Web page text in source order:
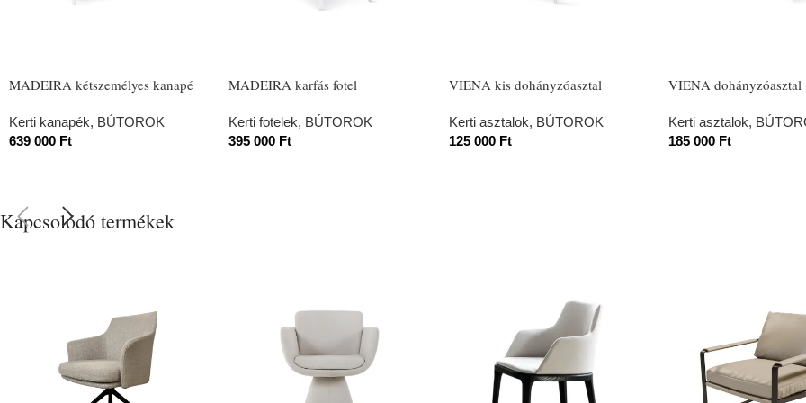
MADEIRA kétszemélyes kanapé
Kerti kanapék, BÚTOROK
639 000 Ft
MADEIRA karfás fotel
Kerti fotelek, BÚTOROK
395 000 Ft
VIENA kis dohányzóasztal
Kerti asztalok, BÚTOROK
125 000 Ft
VIENA dohányzóasztal
Kerti asztalok,
185 000 Ft
Kapcsolódó termékek